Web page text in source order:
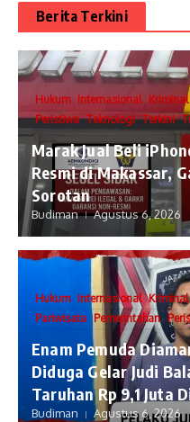
Berita Terkini
Hukum Internasional Kriminal
Peristiwa Teknologi Terkini
​Marak Jual Beli
Resmi di Makassar,
Sorotan
Budiman Agustus 6, 2026
Hukum Internasional Kriminal
Pariwisata Pemerintahan
Enam Pemuda
Diduga Gelar Judi
Taruhan Rp 9,1 Juta
Budiman Agustus 6, 2026